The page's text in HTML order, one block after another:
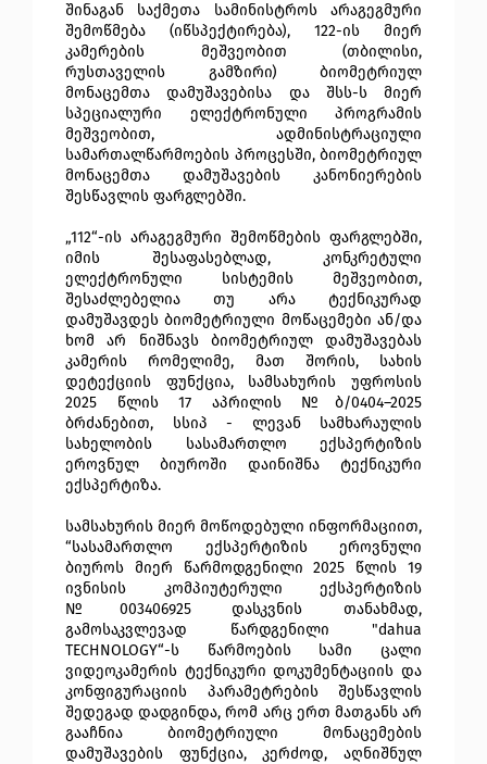
შინაგან საქმეთა სამინისტროს არაგეგმური
შემოწმება (იწსპექტირება), 122-ის მიერ
კამერების მეშვეობით (თბილისი,
რუსთაველის გამზირი) ბიომეტრიულ
მონაცემთა დამუშავებისა და შსს-ს მიერ
სპეციალური ელექტრონული პროგრამის
მეშვეობით, ადმინისტრაციული
სამართალწარმოების პროცესში, ბიომეტრიულ
მონაცემთა დამუშავების კანონიერების
შესწავლის ფარგლებში.
„112“-ის არაგეგმური შემოწმების ფარგლებში,
იმის შესაფასებლად, კონკრეტული
ელექტრონული სისტემის მეშვეობით,
შესაძლებელია თუ არა ტექნიკურად
დამუშავდეს ბიომეტრიული მოწაცემები ან/და
ხომ არ ნიშნავს ბიომეტრიულ დამუშავებას
კამერის რომელიმე, მათ შორის, სახის
დეტექციის ფუნქცია, სამსახურის უფროსის
2025 წლის 17 აპრილის №ბ/0404–2025
ბრძანებით, სსიპ - ლევან სამხარაულის
სახელობის სასამართლო ექსპერტიზის
ეროვნულ ბიუროში დაინიშნა ტექნიკური
ექსპერტიზა.
სამსახურის მიერ მოწოდებული ინფორმაციით,
“სასამართლო ექსპერტიზის ეროვნული
ბიუროს მიერ წარმოდგენილი 2025 წლის 19
ივნისის კომპიუტერული ექსპერტიზის
№003406925 დასკვნის თანახმად,
გამოსაკვლევად წარდგენილი "dahua
TECHNOLOGY“-ს წარმოების სამი ცალი
ვიდეოკამერის ტექნიკური დოკუმენტაციის და
კონფიგურაციის პარამეტრების შესწავლის
შედეგად დადგინდა, რომ არც ერთ მათგანს არ
გააჩნია ბიომეტრიული მონაცემების
დამუშავების ფუნქცია, კერძოდ, აღნიშნულ